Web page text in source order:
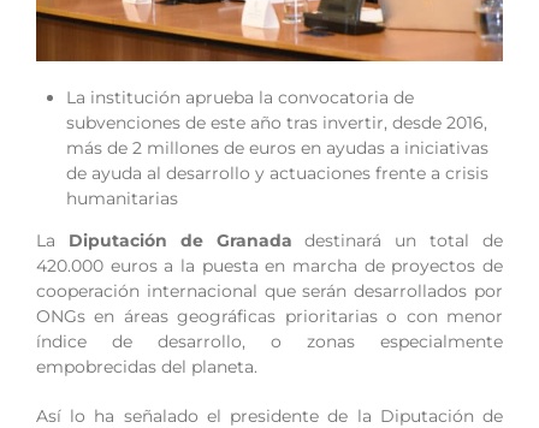
La institución aprueba la convocatoria de
subvenciones de este año tras invertir, desde 2016,
más de 2 millones de euros en ayudas a iniciativas
de ayuda al desarrollo y actuaciones frente a crisis
humanitarias
La Diputación de Granada destinará un total de
420.000 euros a la puesta en marcha de proyectos de
cooperación internacional que serán desarrollados por
ONGs en áreas geográficas prioritarias o con menor
índice de desarrollo, o zonas especialmente
empobrecidas del planeta.
Así lo ha señalado el presidente de la Diputación de